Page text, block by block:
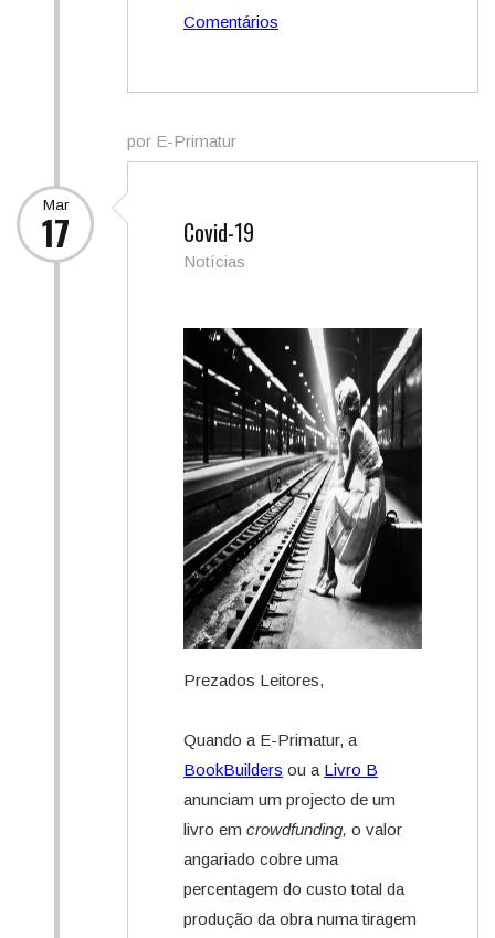
Comentários
por E-Primatur
Mar
17 Covid-19
Notícias
Prezados Leitores,
Quando a E-Primatur, a
BookBuilders ou a Livro B
anunciam um projecto de um
livro em crowdfunding, o valor
angariado cobre uma
percentagem do custo total da
produção da obra numa tiragem